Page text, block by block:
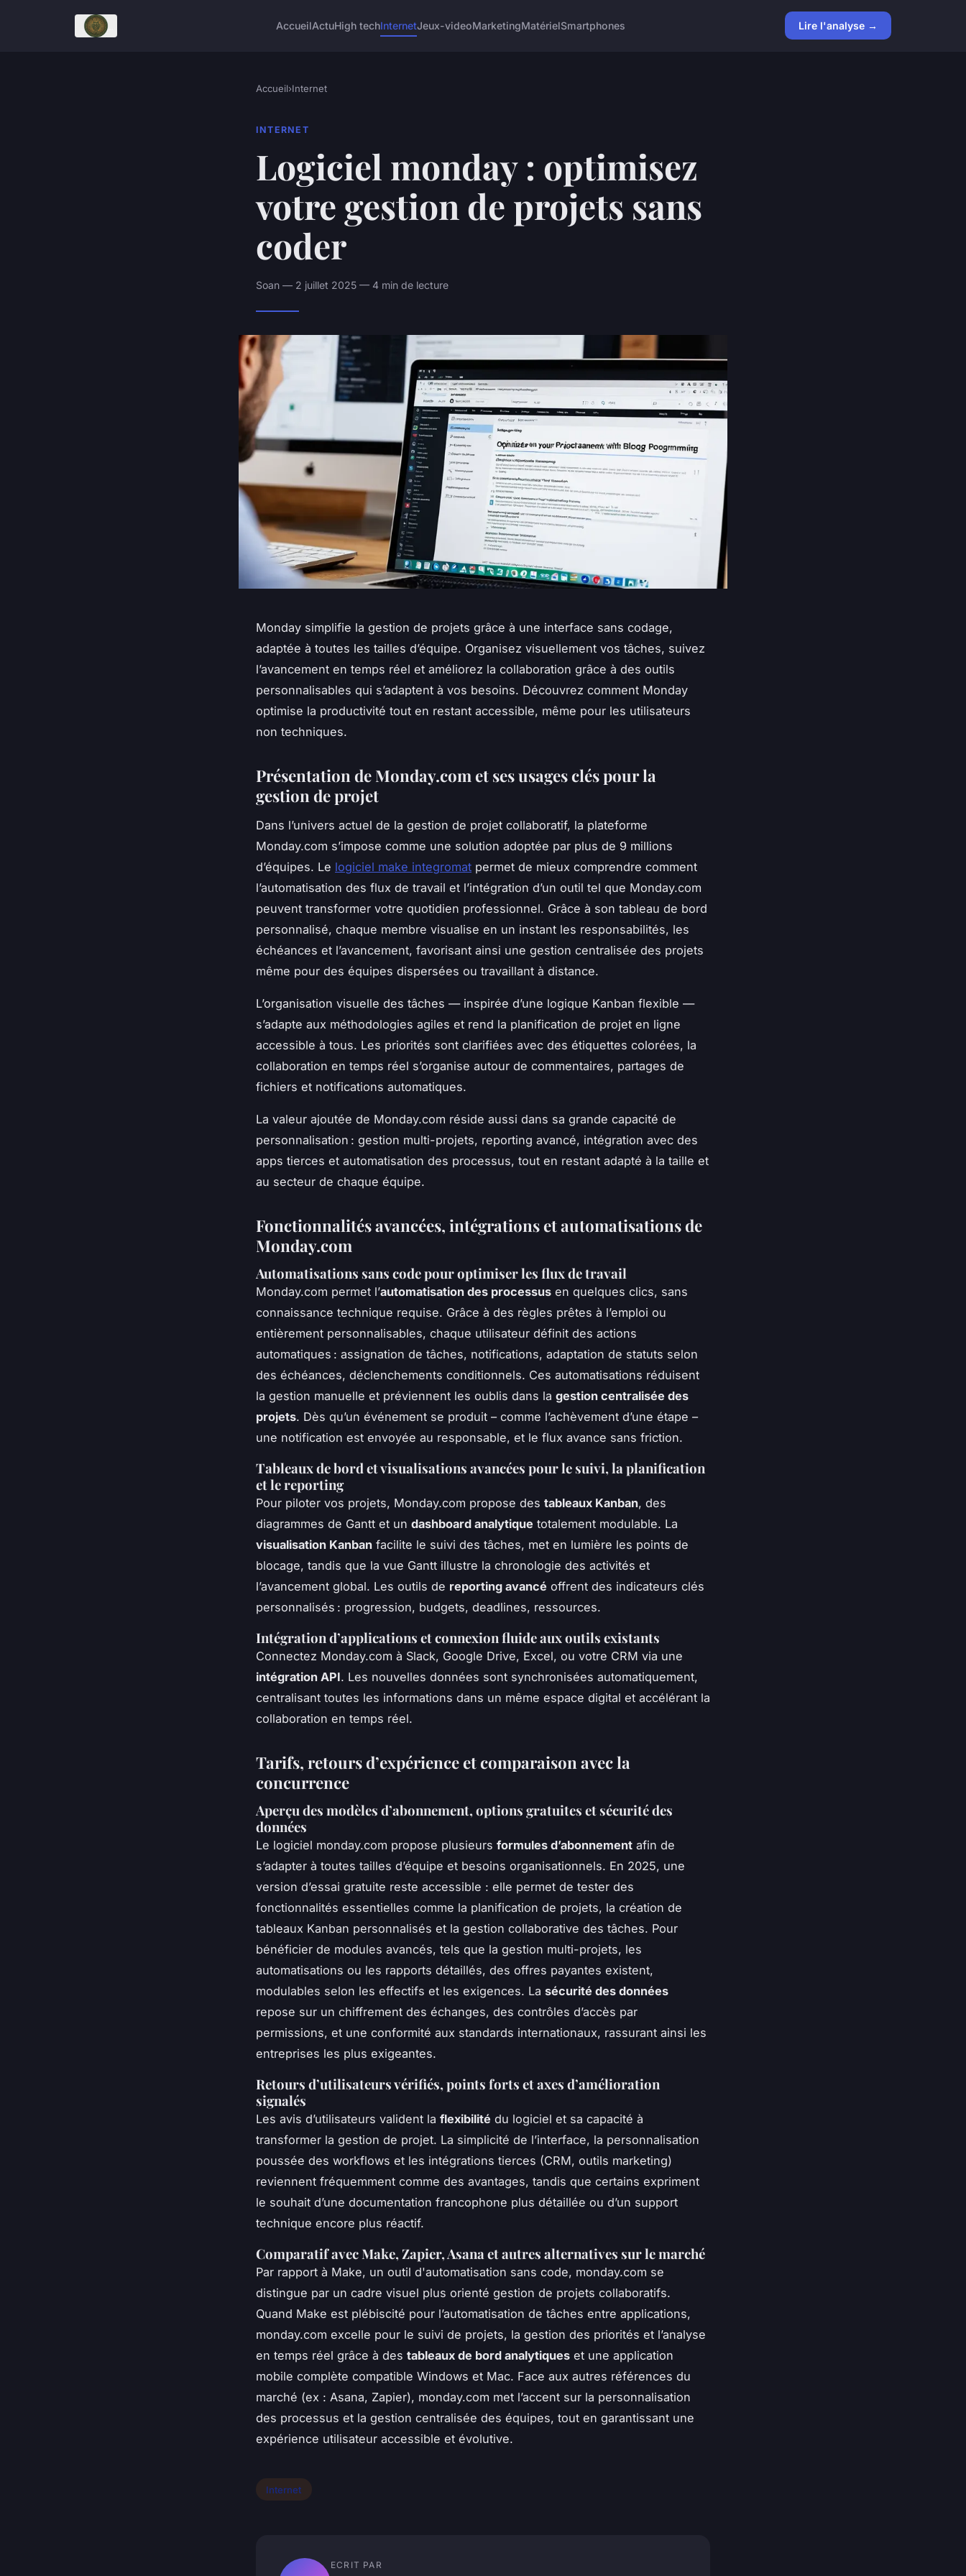
AccueilActuHigh techInternetJeux-videoMarketingMatérielSmartphones Lire l'analyse →
Accueil›Internet
INTERNET
Logiciel monday : optimisez
votre gestion de projets sans
coder
Soan — 2 juillet 2025 — 4 min de lecture
Monday simplifie la gestion de projets grâce à une interface sans codage,
adaptée à toutes les tailles d’équipe. Organisez visuellement vos tâches, suivez
l’avancement en temps réel et améliorez la collaboration grâce à des outils
personnalisables qui s’adaptent à vos besoins. Découvrez comment Monday
optimise la productivité tout en restant accessible, même pour les utilisateurs
non techniques.
Présentation de Monday.com et ses usages clés pour la
gestion de projet
Dans l’univers actuel de la gestion de projet collaboratif, la plateforme
Monday.com s’impose comme une solution adoptée par plus de 9 millions
d’équipes. Le logiciel make integromat permet de mieux comprendre comment
l’automatisation des flux de travail et l’intégration d’un outil tel que Monday.com
peuvent transformer votre quotidien professionnel. Grâce à son tableau de bord
personnalisé, chaque membre visualise en un instant les responsabilités, les
échéances et l’avancement, favorisant ainsi une gestion centralisée des projets
même pour des équipes dispersées ou travaillant à distance.
L’organisation visuelle des tâches — inspirée d’une logique Kanban flexible —
s’adapte aux méthodologies agiles et rend la planification de projet en ligne
accessible à tous. Les priorités sont clarifiées avec des étiquettes colorées, la
collaboration en temps réel s’organise autour de commentaires, partages de
fichiers et notifications automatiques.
La valeur ajoutée de Monday.com réside aussi dans sa grande capacité de
personnalisation : gestion multi-projets, reporting avancé, intégration avec des
apps tierces et automatisation des processus, tout en restant adapté à la taille et
au secteur de chaque équipe.
Fonctionnalités avancées, intégrations et automatisations de
Monday.com
Automatisations sans code pour optimiser les flux de travail
Monday.com permet l’automatisation des processus en quelques clics, sans
connaissance technique requise. Grâce à des règles prêtes à l’emploi ou
entièrement personnalisables, chaque utilisateur définit des actions
automatiques : assignation de tâches, notifications, adaptation de statuts selon
des échéances, déclenchements conditionnels. Ces automatisations réduisent
la gestion manuelle et préviennent les oublis dans la gestion centralisée des
projets. Dès qu’un événement se produit – comme l’achèvement d’une étape –
une notification est envoyée au responsable, et le flux avance sans friction.
Tableaux de bord et visualisations avancées pour le suivi, la planification
et le reporting
Pour piloter vos projets, Monday.com propose des tableaux Kanban, des
diagrammes de Gantt et un dashboard analytique totalement modulable. La
visualisation Kanban facilite le suivi des tâches, met en lumière les points de
blocage, tandis que la vue Gantt illustre la chronologie des activités et
l’avancement global. Les outils de reporting avancé offrent des indicateurs clés
personnalisés : progression, budgets, deadlines, ressources.
Intégration d’applications et connexion fluide aux outils existants
Connectez Monday.com à Slack, Google Drive, Excel, ou votre CRM via une
intégration API. Les nouvelles données sont synchronisées automatiquement,
centralisant toutes les informations dans un même espace digital et accélérant la
collaboration en temps réel.
Tarifs, retours d’expérience et comparaison avec la
concurrence
Aperçu des modèles d’abonnement, options gratuites et sécurité des
données
Le logiciel monday.com propose plusieurs formules d’abonnement afin de
s’adapter à toutes tailles d’équipe et besoins organisationnels. En 2025, une
version d’essai gratuite reste accessible : elle permet de tester des
fonctionnalités essentielles comme la planification de projets, la création de
tableaux Kanban personnalisés et la gestion collaborative des tâches. Pour
bénéficier de modules avancés, tels que la gestion multi-projets, les
automatisations ou les rapports détaillés, des offres payantes existent,
modulables selon les effectifs et les exigences. La sécurité des données
repose sur un chiffrement des échanges, des contrôles d’accès par
permissions, et une conformité aux standards internationaux, rassurant ainsi les
entreprises les plus exigeantes.
Retours d’utilisateurs vérifiés, points forts et axes d’amélioration
signalés
Les avis d’utilisateurs valident la flexibilité du logiciel et sa capacité à
transformer la gestion de projet. La simplicité de l’interface, la personnalisation
poussée des workflows et les intégrations tierces (CRM, outils marketing)
reviennent fréquemment comme des avantages, tandis que certains expriment
le souhait d’une documentation francophone plus détaillée ou d’un support
technique encore plus réactif.
Comparatif avec Make, Zapier, Asana et autres alternatives sur le marché
Par rapport à Make, un outil d'automatisation sans code, monday.com se
distingue par un cadre visuel plus orienté gestion de projets collaboratifs.
Quand Make est plébiscité pour l’automatisation de tâches entre applications,
monday.com excelle pour le suivi de projets, la gestion des priorités et l’analyse
en temps réel grâce à des tableaux de bord analytiques et une application
mobile complète compatible Windows et Mac. Face aux autres références du
marché (ex : Asana, Zapier), monday.com met l’accent sur la personnalisation
des processus et la gestion centralisée des équipes, tout en garantissant une
expérience utilisateur accessible et évolutive.
Internet
ECRIT PAR